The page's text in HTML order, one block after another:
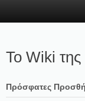
Το Wiki
Πρόσφατες